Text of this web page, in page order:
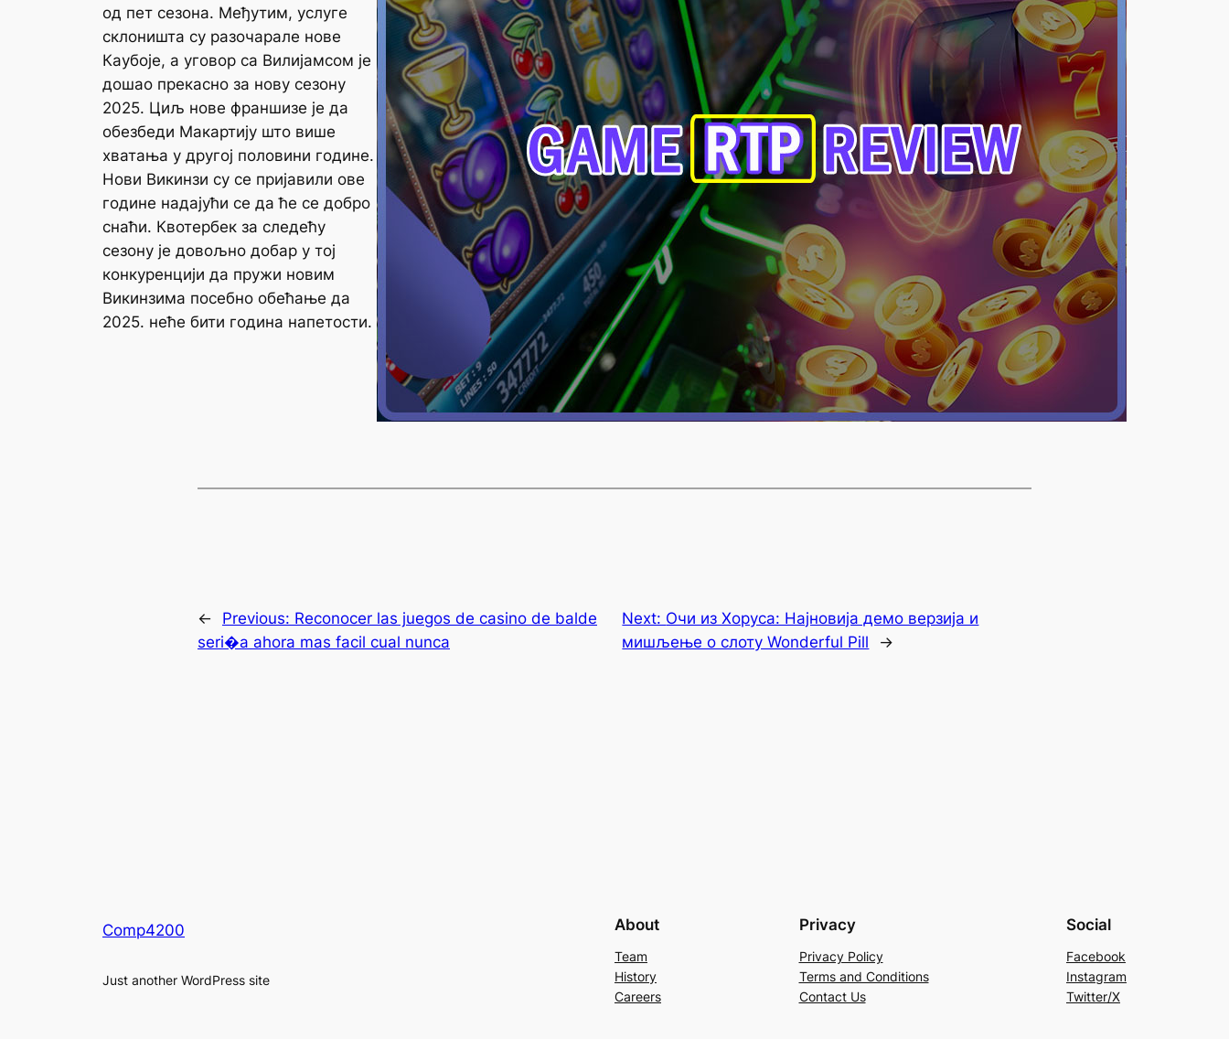
од пет сезона. Међутим, услуге
склоништа су разочарале нове
Каубоје, а уговор са Вилијамсом је
дошао прекасно за нову сезону
2025. Циљ нове франшизе је да
обезбеди Макартију што више
хватања у другој половини године.
Нови Викинзи су се пријавили ове
године надајући се да ће се добро
снаћи. Квотербек за следећу
сезону је довољно добар у тој
конкуренцији да пружи новим
Викинзима посебно обећање да
2025. неће бити година напетости.
← Previous: Reconocer las juegos de casino de balde
seri�a ahora mas facil cual nunca
Next: Очи из Хоруса: Најновија демо верзија и
мишљење о слоту Wonderful Pill
→
Comp4200
Just another WordPress site
About
Team
History
Careers
Privacy
Privacy Policy
Terms and Conditions
Contact Us
Social
Facebook
Instagram
Twitter/X